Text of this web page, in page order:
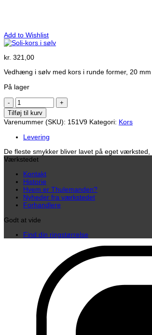
Add to Wishlist
kr. 321,00
Vedhæng i sølv med kors i runde former, 20
På lager
Soli-
kors
i
sølv
Tilføj til kurv
Varenummer (SKU): 151V9 Kategori: Kors
Levering
De fleste smykker bliver lavet på eget
Værkstedet
Kontakt
Historie
Hvem er Thulemanden?
Nyheder fra værkstedet
Forhandlere
Godt at vide
Find din ringstørrelse